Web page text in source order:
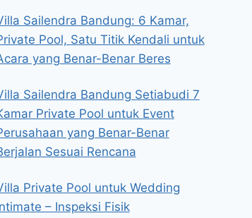
Sailendra Bandung: 6 Kamar,
Pool, Satu Titik Kendali untuk
yang Benar-Benar Beres
Sailendra Bandung Setiabudi 7
Private Pool untuk Event
yang Benar-Benar
Sesuai Rencana
Private Pool untuk Wedding
– Inspeksi Fisik